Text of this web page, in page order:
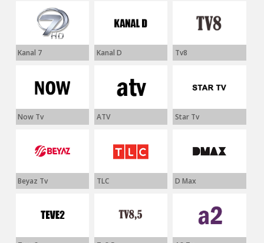
Kanal 7 Kanal D Tv8
Now Tv ATV Star Tv
Beyaz Tv TLC D Max